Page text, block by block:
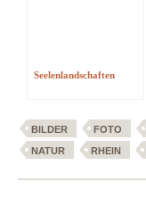
Seelenlandschaften
BILDER FOTO
NATUR
RHEIN